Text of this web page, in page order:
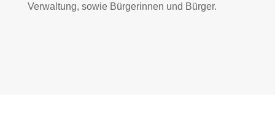
Verwaltung, sowie Bürgerinnen und Bürger.